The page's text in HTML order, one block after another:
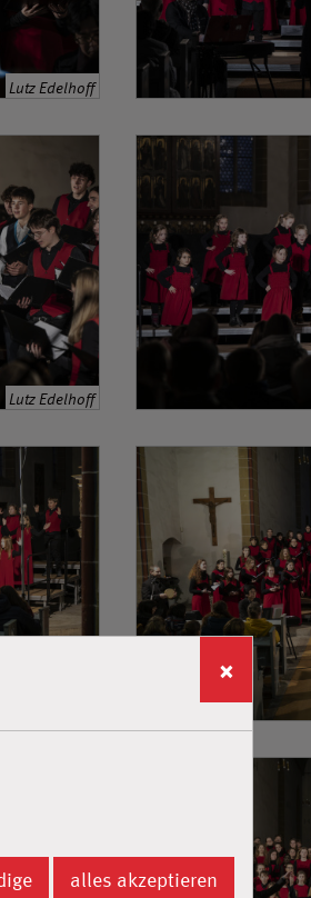
Lutz Edelhoff
Lutz Edelhoff
×
alles akzeptieren